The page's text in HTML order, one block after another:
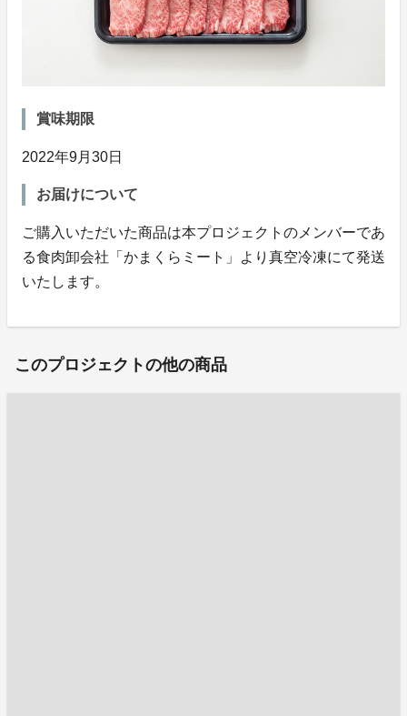
賞味期限
2022年9月30日
お届けについて
ご購入いただいた商品は本プロジェクトのメンバーであ
る食肉卸会社「かまくらミート」より真空冷凍にて発送
いたします。
このプロジェクトの他の商品